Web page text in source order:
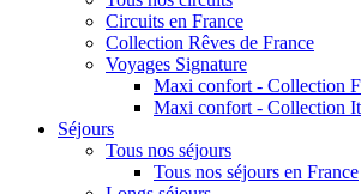
Circuits en France
Collection Rêves de France
Voyages Signature
Maxi confort - Collection
Maxi confort - Collection
Séjours
Tous nos séjours
Tous nos séjours en France